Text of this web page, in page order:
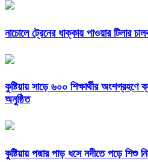
নাচোলে ট্রেনের ধাক্কায় পাওয়ার টিলার
কুষ্টিয়ায় সাড়ে ৬০০ শিক্ষার্থীর অংশগ্রহণে
অনুষ্ঠিত
কুষ্টিয়ায় পদ্মার পাড় ধসে নদীতে পড়ে